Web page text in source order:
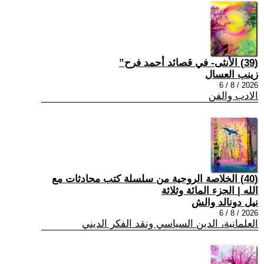
(39) الأنثى- في قصائد أحمد فرح”
زينب العسال
2026 / 8 / 6
الادب والفن
(40) الخلاصة الروحية من سلسلة كتب محادثات مع
الله | الجزء المائة وثلاثة
نيل دونالد والش
2026 / 8 / 6
العلمانية، الدين السياسي ونقد الفكر الديني